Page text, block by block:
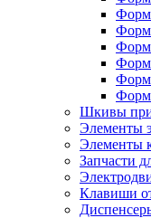
Шкивы
Элементы
Элементы
Запчасти
Клавиши